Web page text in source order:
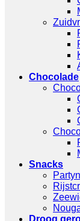
Chocolade
Snacks
Droog